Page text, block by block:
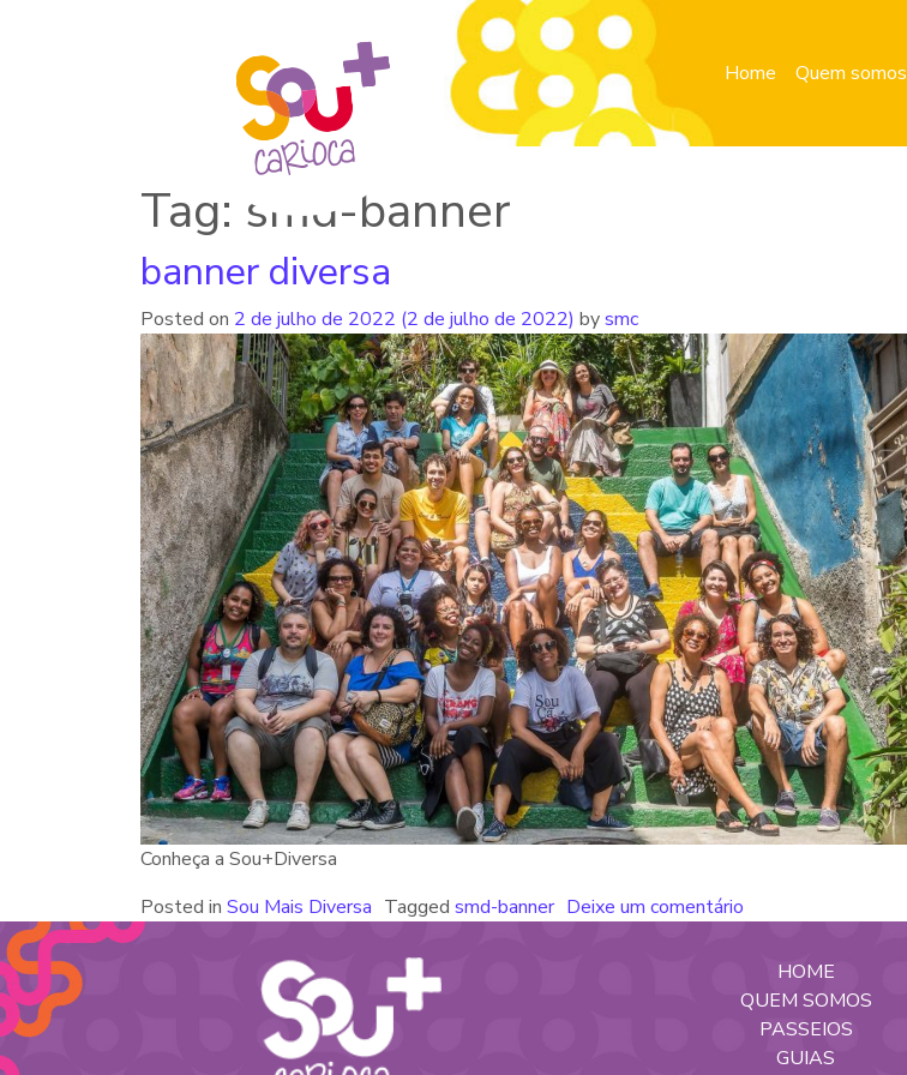
Home Quem somos
Tag: smd-banner
banner diversa
Posted on 2 de julho de 2022 (2 de julho de 2022) bysmc
Conheça a Sou+Diversa
Posted in Sou Mais Diversa Tagged smd-banner Deixe um comentário
HOME
QUEM SOMOS
PASSEIOS
GUIAS